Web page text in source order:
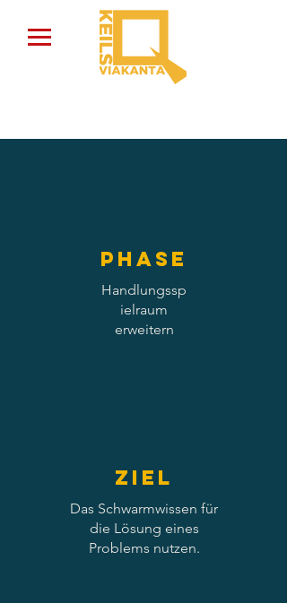
Phase
Handlungssp
ielraum
erweitern
Ziel
Das Schwarmwissen für
die Lösung eines
Problems nutzen.